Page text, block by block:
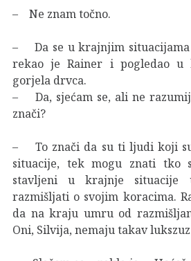
– Ne znam točno.
– Da se u krajnjim
rekao je Rainer i pogledao u
gorjela drvca.
– Da, sjećam se, ali ne
znači?
– To znači da su ti ljudi koji
situacije, tek mogu znati tko
stavljeni u krajnje
razmišljati o svojim koracima.
da na kraju umru od
Oni, Silvija, nemaju takav